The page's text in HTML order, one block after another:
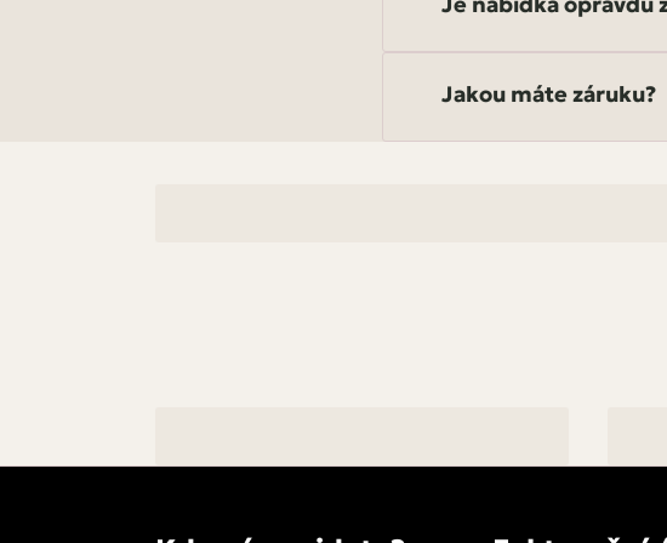
Ano, nabídku na kuchyni
Jakou máte záruku?
Naše záruka je, že pokud